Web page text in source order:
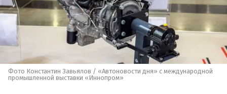
Фото Константин Завьялов / «Автоновости дня» с международной
промышленной выставки «Иннопром»